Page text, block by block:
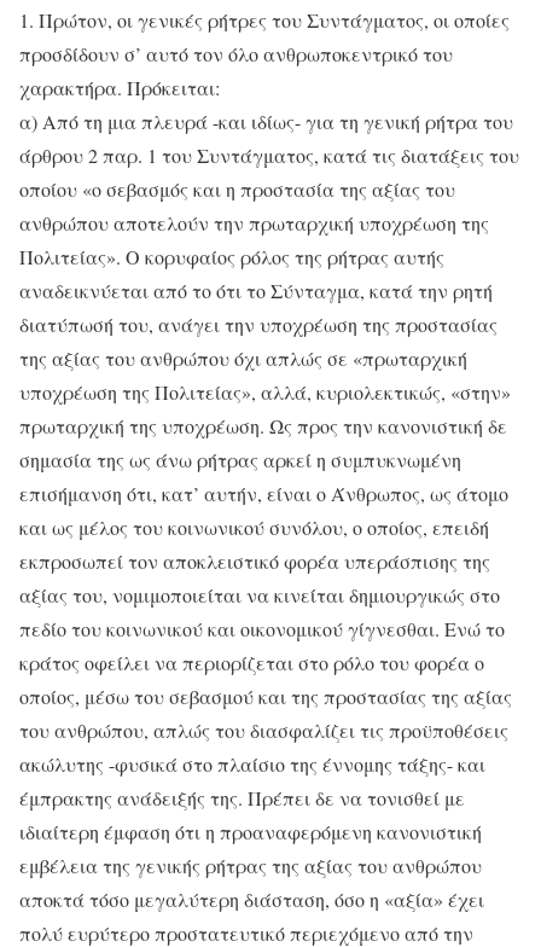
1. Πρώτον, οι γενικές ρήτρες του Συντάγματος, οι οποίες
προσδίδουν σ’ αυτό τον όλο ανθρωποκεντρικό του
χαρακτήρα. Πρόκειται:
α) Από τη μια πλευρά -και ιδίως- για τη γενική ρήτρα του
άρθρου 2 παρ. 1 του Συντάγματος, κατά τις διατάξεις του
οποίου «ο σεβασμός και η προστασία της αξίας του
ανθρώπου αποτελούν την πρωταρχική υποχρέωση της
Πολιτείας». Ο κορυφαίος ρόλος της ρήτρας αυτής
αναδεικνύεται από το ότι το Σύνταγμα, κατά την ρητή
διατύπωσή του, ανάγει την υποχρέωση της προστασίας
της αξίας του ανθρώπου όχι απλώς σε «πρωταρχική
υποχρέωση της Πολιτείας», αλλά, κυριολεκτικώς, «στην»
πρωταρχική της υποχρέωση. Ως προς την κανονιστική δε
σημασία της ως άνω ρήτρας αρκεί η συμπυκνωμένη
επισήμανση ότι, κατ’ αυτήν, είναι ο Άνθρωπος, ως άτομο
και ως μέλος του κοινωνικού συνόλου, ο οποίος, επειδή
εκπροσωπεί τον αποκλειστικό φορέα υπεράσπισης της
αξίας του, νομιμοποιείται να κινείται δημιουργικώς στο
πεδίο του κοινωνικού και οικονομικού γίγνεσθαι. Ενώ το
κράτος οφείλει να περιορίζεται στο ρόλο του φορέα ο
οποίος, μέσω του σεβασμού και της προστασίας της αξίας
του ανθρώπου, απλώς του διασφαλίζει τις προϋποθέσεις
ακώλυτης -φυσικά στο πλαίσιο της έννομης τάξης- και
έμπρακτης ανάδειξής της. Πρέπει δε να τονισθεί με
ιδιαίτερη έμφαση ότι η προαναφερόμενη κανονιστική
εμβέλεια της γενικής ρήτρας της αξίας του ανθρώπου
αποκτά τόσο μεγαλύτερη διάσταση, όσο η «αξία» έχει
πολύ ευρύτερο προστατευτικό περιεχόμενο από την